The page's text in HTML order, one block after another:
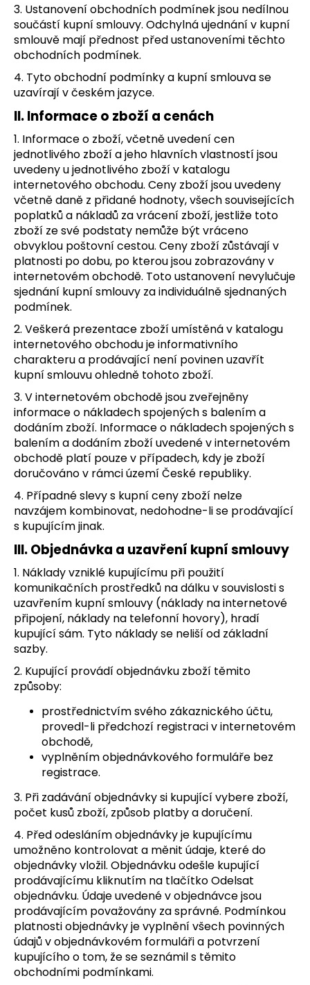
3. Ustanovení obchodních podmínek jsou nedílnou
součástí kupní smlouvy. Odchylná ujednání v kupní
smlouvě mají přednost před ustanoveními těchto
obchodních podmínek.
4. Tyto obchodní podmínky a kupní smlouva se
uzavírají v českém jazyce.
II. Informace o zboží a cenách
1. Informace o zboží, včetně uvedení cen
jednotlivého zboží a jeho hlavních vlastností jsou
uvedeny u jednotlivého zboží v katalogu
internetového obchodu. Ceny zboží jsou uvedeny
včetně daně z přidané hodnoty, všech souvisejících
poplatků a nákladů za vrácení zboží, jestliže toto
zboží ze své podstaty nemůže být vráceno
obvyklou poštovní cestou. Ceny zboží zůstávají v
platnosti po dobu, po kterou jsou zobrazovány v
internetovém obchodě. Toto ustanovení nevylučuje
sjednání kupní smlouvy za individuálně sjednaných
podmínek.
2. Veškerá prezentace zboží umístěná v katalogu
internetového obchodu je informativního
charakteru a prodávající není povinen uzavřít
kupní smlouvu ohledně tohoto zboží.
3. V internetovém obchodě jsou zveřejněny
informace o nákladech spojených s balením a
dodáním zboží. Informace o nákladech spojených s
balením a dodáním zboží uvedené v internetovém
obchodě platí pouze v případech, kdy je zboží
doručováno v rámci území České republiky.
4. Případné slevy s kupní ceny zboží nelze
navzájem kombinovat, nedohodne-li se prodávající
s kupujícím jinak.
III. Objednávka a uzavření kupní smlouvy
1. Náklady vzniklé kupujícímu při použití
komunikačních prostředků na dálku v souvislosti s
uzavřením kupní smlouvy (náklady na internetové
připojení, náklady na telefonní hovory), hradí
kupující sám. Tyto náklady se neliší od základní
sazby.
2. Kupující provádí objednávku zboží těmito
způsoby:
prostřednictvím svého zákaznického účtu,
provedl-li předchozí registraci v internetovém
obchodě,
vyplněním objednávkového formuláře bez
registrace.
3. Při zadávání objednávky si kupující vybere zboží,
počet kusů zboží, způsob platby a doručení.
4. Před odesláním objednávky je kupujícímu
umožněno kontrolovat a měnit údaje, které do
objednávky vložil. Objednávku odešle kupující
prodávajícímu kliknutím na tlačítko Odelsat
objednávku. Údaje uvedené v objednávce jsou
prodávajícím považovány za správné. Podmínkou
platnosti objednávky je vyplnění všech povinných
údajů v objednávkovém formuláři a potvrzení
kupujícího o tom, že se seznámil s těmito
obchodními podmínkami.
D
o
p
o
r
u
č
u
j
e
m
e